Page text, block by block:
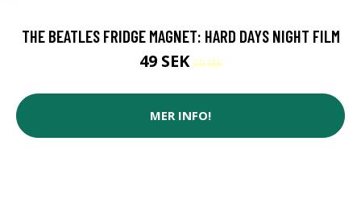
THE BEATLES FRIDGE MAGNET: HARD DAYS NIGHT FILM
49 SEK59 SEK
MER INFO!